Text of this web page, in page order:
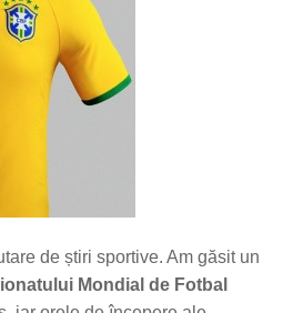
de știri sportive. Am găsit un
Mondial de Fotbal